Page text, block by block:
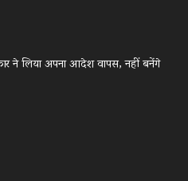
ने लिया अपना आदेश वापस, नहीं बनेंगे